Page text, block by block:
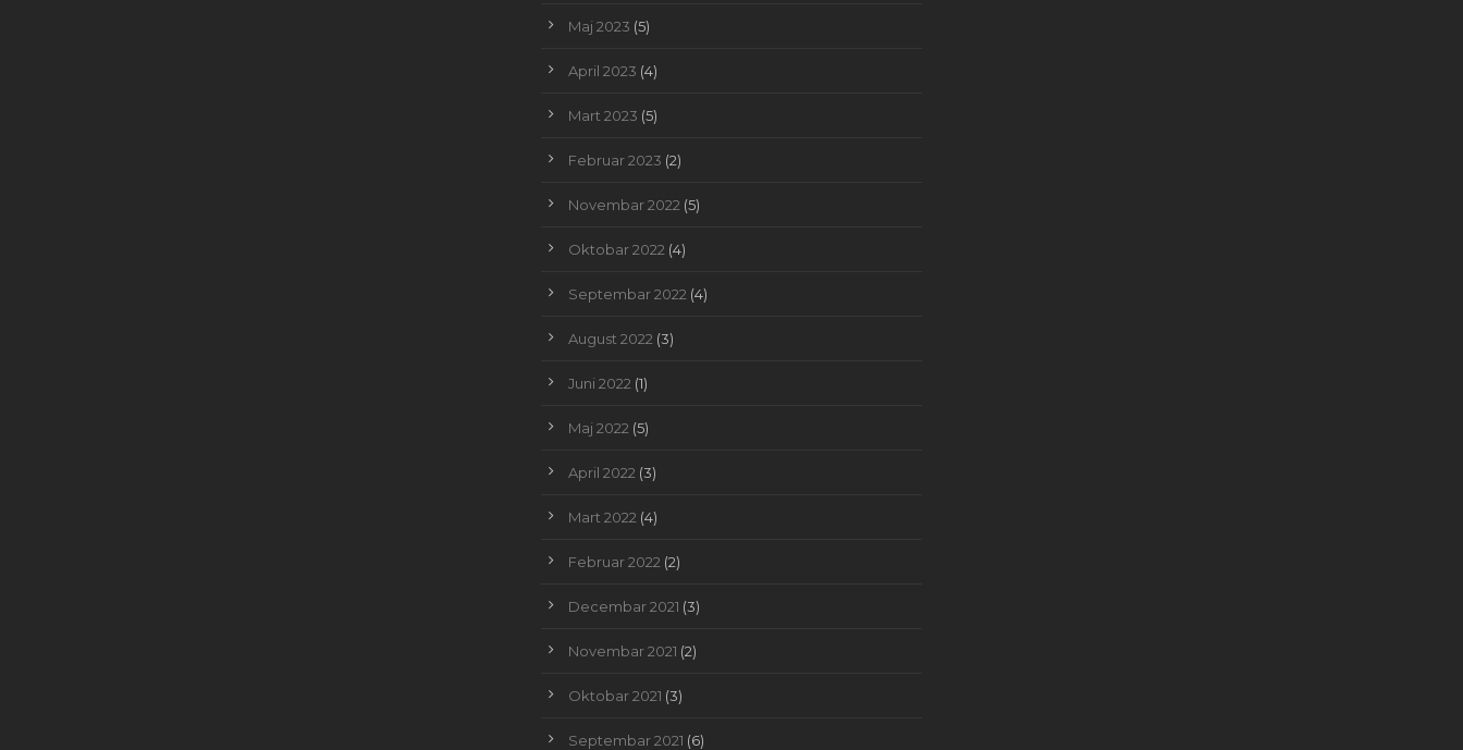
Maj 2023 (5)
April 2023 (4)
Mart 2023 (5)
Februar 2023 (2)
Novembar 2022 (5)
Oktobar 2022 (4)
Septembar 2022 (4)
August 2022 (3)
Juni 2022 (1)
Maj 2022 (5)
April 2022 (3)
Mart 2022 (4)
Februar 2022 (2)
Decembar 2021 (3)
Novembar 2021 (2)
Oktobar 2021 (3)
Septembar 2021 (6)